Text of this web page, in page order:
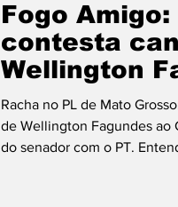
Fogo
contesta
Wellington
"passado
Racha no PL de Mato
de Wellington Fagundes ao
do senador com o PT.